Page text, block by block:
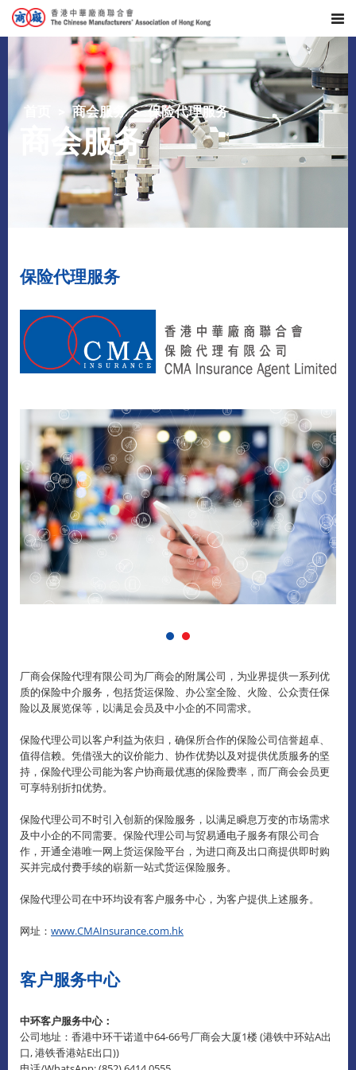
首页 商会服务 保险代理服务
商会服务
保险代理服务
厂商会保险代理有限公司为厂商会的附属公司，为业界提供一系列优
质的保险中介服务，包括货运保险、办公室全险、火险、公众责任保
险以及展览保等，以满足会员及中小企的不同需求。
保险代理公司以客户利益为依归，确保所合作的保险公司信誉超卓、
值得信赖。凭借强大的议价能力、协作优势以及对提供优质服务的坚
持，保险代理公司能为客户协商最优惠的保险费率，而厂商会会员更
可享特别折扣优势。
保险代理公司不时引入创新的保险服务，以满足瞬息万变的市场需求
及中小企的不同需要。保险代理公司与贸易通电子服务有限公司合
作，开通全港唯一网上货运保险平台，为进口商及出口商提供即时购
买并完成付费手续的崭新一站式货运保险服务。
保险代理公司在中环均设有客户服务中心，为客户提供上述服务。
网址： www.CMAInsurance.com.hk
客户服务中心
中环客户服务中心：
公司地址：香港中环干诺道中64-66号厂商会大厦1楼 (港铁中环站A出
口, 港铁香港站E出口))